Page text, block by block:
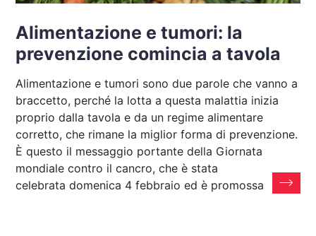
Alimentazione e tumori: la
prevenzione comincia a tavola
Alimentazione e tumori sono due parole che vanno a
braccetto, perché la lotta a questa malattia inizia
proprio dalla tavola e da un regime alimentare
corretto, che rimane la miglior forma di prevenzione.
È questo il messaggio portante della Giornata
mondiale contro il cancro, che è stata
celebrata domenica 4 febbraio ed è promossa